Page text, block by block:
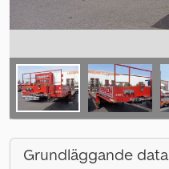
Grundläggande data